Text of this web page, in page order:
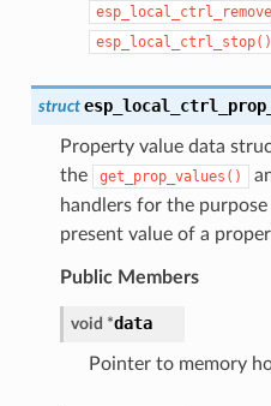
esp_local_ctrl_stop()
struct
Property value data
the
get_prop_values()
handlers for the
present value of a
Public Members
void *data
Pointer to memory